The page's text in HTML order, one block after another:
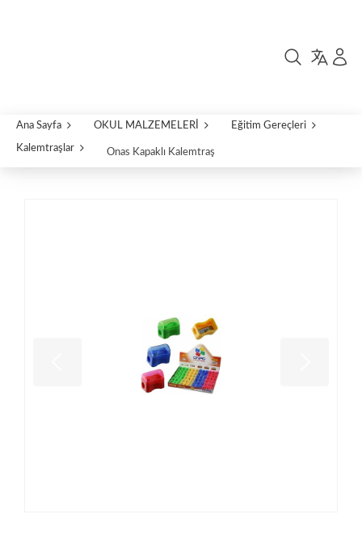
Ana Sayfa OKUL MALZEMELERİ Eğitim Gereçleri
Kalemtraşlar Onas Kapaklı Kalemtraş